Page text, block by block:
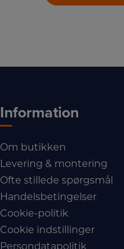
Information
Om butikken
Levering & montering
Ofte stillede spørgsmål
Handelsbetingelser
Cookie-politik
Cookie indstillinger
Persondatapolitik